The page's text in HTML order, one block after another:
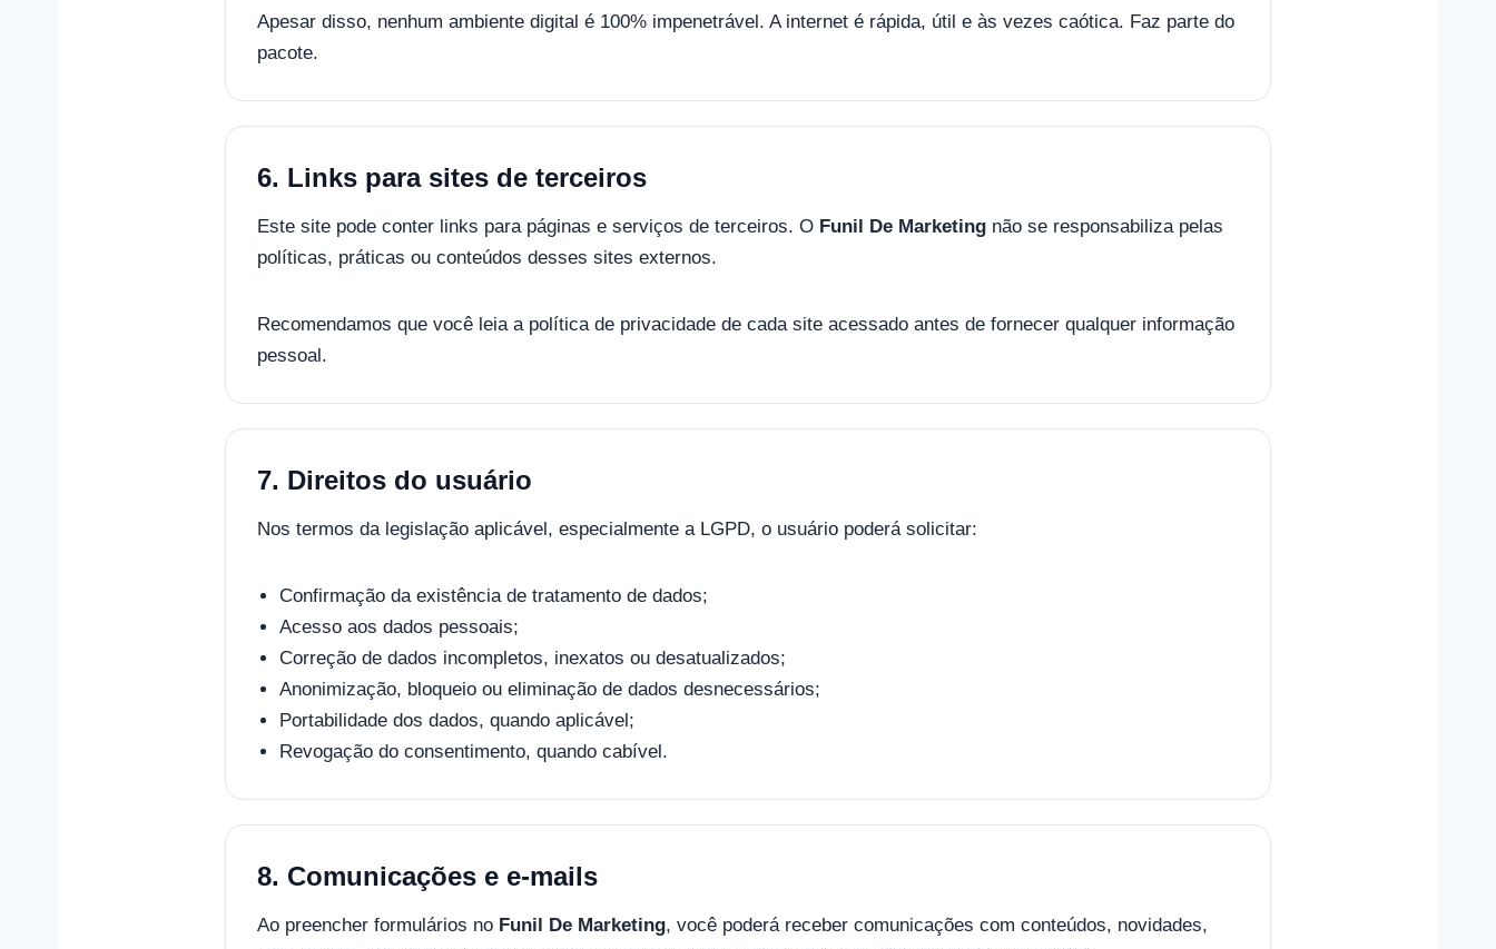
Apesar disso, nenhum ambiente digital é 100% impenetrável. A internet é rápida, útil e às vezes caótica. Faz parte do
pacote.
6. Links para sites de terceiros
Este site pode conter links para páginas e serviços de terceiros. O Funil De Marketing não se responsabiliza pelas
políticas, práticas ou conteúdos desses sites externos.
Recomendamos que você leia a política de privacidade de cada site acessado antes de fornecer qualquer informação
pessoal.
7. Direitos do usuário
Nos termos da legislação aplicável, especialmente a LGPD, o usuário poderá solicitar:
Confirmação da existência de tratamento de dados;
Acesso aos dados pessoais;
Correção de dados incompletos, inexatos ou desatualizados;
Anonimização, bloqueio ou eliminação de dados desnecessários;
Portabilidade dos dados, quando aplicável;
Revogação do consentimento, quando cabível.
8. Comunicações e e-mails
Ao preencher formulários no Funil De Marketing, você poderá receber comunicações com conteúdos, novidades,